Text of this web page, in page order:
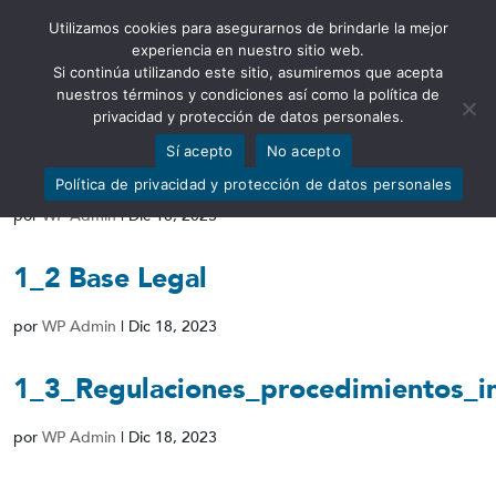
Abrir barra de herramientas
1_1_Estructura_organica
porWP Admin|Dic 18, 2023
1_2 Base Legal
por WP Admin | Dic 18, 2023
por WP Admin | Dic 18, 2023
Utilizamos cookies para asegurarnos de brindarle la mejor
experiencia en nuestro sitio web.
Si continúa utilizando este sitio, asumiremos que acepta
nuestros términos y condiciones así como la política de
privacidad y protección de datos personales.
Sí acepto
No acepto
Política de privacidad y protección de datos personales